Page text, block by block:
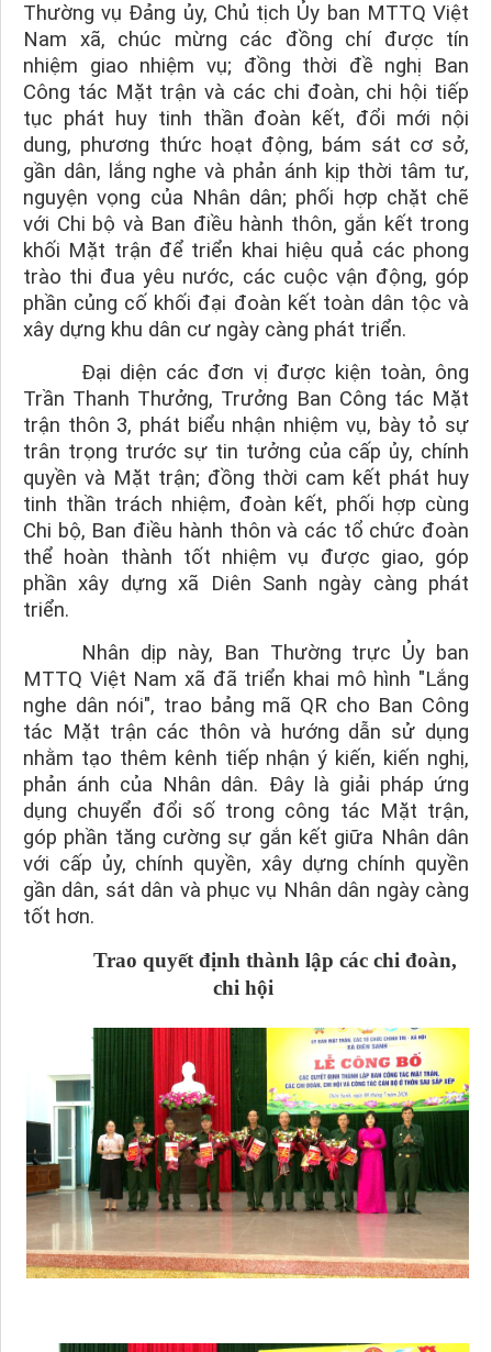
Thường vụ Đảng ủy, Chủ tịch Ủy ban MTTQ Việt
Nam xã, chúc mừng các đồng chí được tín
nhiệm giao nhiệm vụ; đồng thời đề nghị Ban
Công tác Mặt trận và các chi đoàn, chi hội tiếp
tục phát huy tinh thần đoàn kết, đổi mới nội
dung, phương thức hoạt động, bám sát cơ sở,
gần dân, lắng nghe và phản ánh kịp thời tâm tư,
nguyện vọng của Nhân dân; phối hợp chặt chẽ
với Chi bộ và Ban điều hành thôn, gắn kết trong
khối Mặt trận để triển khai hiệu quả các phong
trào thi đua yêu nước, các cuộc vận động, góp
phần củng cố khối đại đoàn kết toàn dân tộc và
xây dựng khu dân cư ngày càng phát triển.
Đại diện các đơn vị được kiện toàn, ông
Trần Thanh Thưởng, Trưởng Ban Công tác Mặt
trận thôn 3, phát biểu nhận nhiệm vụ, bày tỏ sự
trân trọng trước sự tin tưởng của cấp ủy, chính
quyền và Mặt trận; đồng thời cam kết phát huy
tinh thần trách nhiệm, đoàn kết, phối hợp cùng
Chi bộ, Ban điều hành thôn và các tổ chức đoàn
thể hoàn thành tốt nhiệm vụ được giao, góp
phần xây dựng xã Diên Sanh ngày càng phát
triển.
Nhân dịp này, Ban Thường trực Ủy ban
MTTQ Việt Nam xã đã triển khai mô hình "Lắng
nghe dân nói", trao bảng mã QR cho Ban Công
tác Mặt trận các thôn và hướng dẫn sử dụng
nhằm tạo thêm kênh tiếp nhận ý kiến, kiến nghị,
phản ánh của Nhân dân. Đây là giải pháp ứng
dụng chuyển đổi số trong công tác Mặt trận,
góp phần tăng cường sự gắn kết giữa Nhân dân
với cấp ủy, chính quyền, xây dựng chính quyền
gần dân, sát dân và phục vụ Nhân dân ngày càng
tốt hơn.
Trao quyết định thành lập các chi đoàn,
chi hội